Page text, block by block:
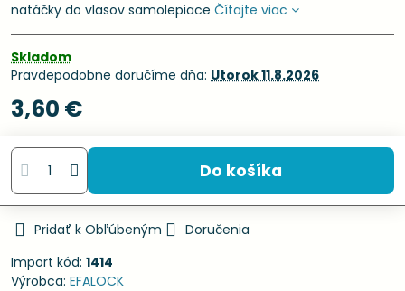
natáčky do vlasov samolepiace Čítajte viac
Skladom
Pravdepodobne doručíme dňa: Utorok11.8.2026
3,60 €
Do košíka
Pridať k Obľúbeným
Doručenia
Import kód: 1414
Výrobca: EFALOCK